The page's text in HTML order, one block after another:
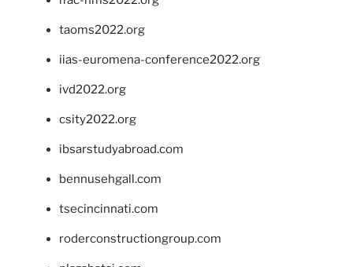
taoms2022.org
iias-euromena-conference2022.org
ivd2022.org
csity2022.org
ibsarstudyabroad.com
bennusehgall.com
tsecincinnati.com
roderconstructiongroup.com